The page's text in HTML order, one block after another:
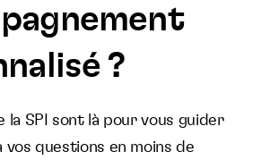
?
la SPI sont là pour vous guider
questions en moins de